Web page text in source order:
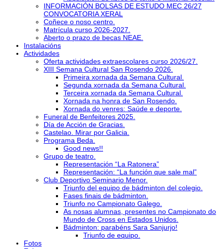
INFORMACIÓN BOLSAS DE ESTUDO MEC 26/27
CONVOCATORIA XERAL
Coñece o noso centro.
Matrícula curso 2026-2027.
Aberto o prazo de becas NEAE.
Instalacións
Actividades
Oferta actividades extraescolares curso 2026/27.
XIII Semana Cultural San Rosendo 2026.
Primeira xornada da Semana Cultural.
Segunda xornada da Semana Cultural.
Terceira xornada da Semana Cultural.
Xornada na honra de San Rosendo.
Xornada do venres: Saúde e deporte.
Funeral de Benfeitores 2025.
Día de Acción de Gracias.
Castelao. Mirar por Galicia.
Programa Beda.
Good news!!
Grupo de teatro.
Representación “La Ratonera”
Representación: “La función que sale mal”
Club Deportivo Seminario Menor.
Triunfo del equipo de bádminton del colegio.
Fases finais de bádminton.
Triunfo no Campionato Galego.
As nosas alumnas, presentes no Campionato do
Mundo de Cross en Estados Unidos.
Bádminton: parabéns Sara Sanjurjo!
Triunfo de equipo.
Fotos